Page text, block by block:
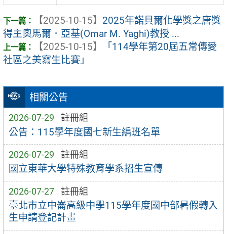
相關公告
2026-07-29 註冊組
公告：115學年度國七新生編班名單
2026-07-29 註冊組
國立東華大學特殊教育學系招生宣傳
2026-07-27 註冊組
臺北市立中崙高級中學115學年度國中部暑假轉入
生申請登記計畫
【2025-10-15】 2025年諾貝爾化學獎之唐獎
得主奧馬爾．亞基(Omar M. Yaghi)教授 ...
【2025-10-15】
「114學年第20屆五常傳愛
社區之美寫生比賽」